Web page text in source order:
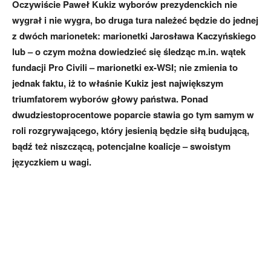
Oczywiście Paweł Kukiz wyborów prezydenckich nie
wygrał i nie wygra, bo druga tura należeć będzie do jednej
z dwóch marionetek: marionetki Jarosława Kaczyńskiego
lub – o czym można dowiedzieć się śledząc m.in. wątek
fundacji Pro Civili – marionetki ex-WSI; nie zmienia to
jednak faktu, iż to właśnie Kukiz jest największym
triumfatorem wyborów głowy państwa. Ponad
dwudziestoprocentowe poparcie stawia go tym samym w
roli rozgrywającego, który jesienią będzie siłą budującą,
bądź też niszczącą, potencjalne koalicje – swoistym
języczkiem u wagi.